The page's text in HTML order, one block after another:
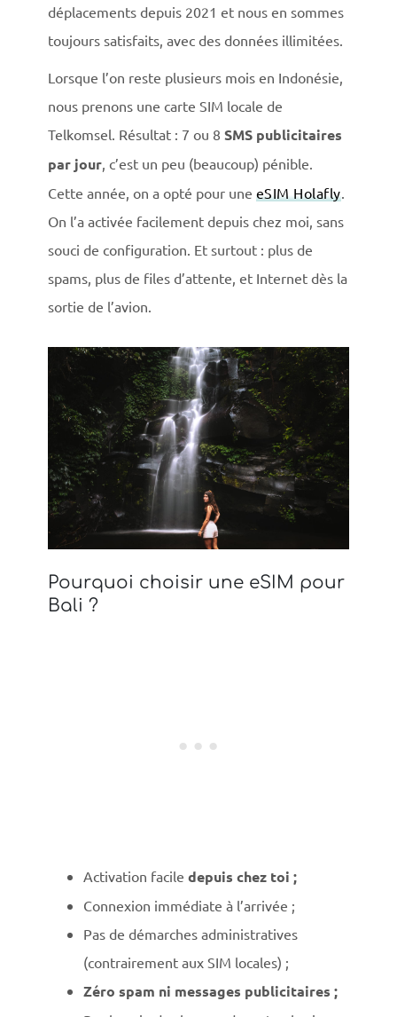
déplacements depuis 2021 et nous en sommes
toujours satisfaits, avec des données illimitées.
Lorsque l’on reste plusieurs mois en Indonésie,
nous prenons une carte SIM locale de
Telkomsel. Résultat : 7 ou 8 SMS publicitaires
par jour, c’est un peu (beaucoup) pénible.
Cette année, on a opté pour une eSIM Holafly.
On l’a activée facilement depuis chez moi, sans
souci de configuration. Et surtout : plus de
spams, plus de files d’attente, et Internet dès la
sortie de l’avion.
Pourquoi choisir une eSIM pour
Bali ?
Activation facile depuis chez toi ;
Connexion immédiate à l’arrivée ;
Pas de démarches administratives
(contrairement aux SIM locales) ;
Zéro spam ni messages publicitaires ;